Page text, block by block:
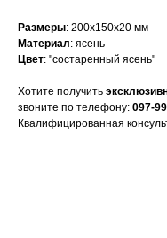
Размеры: 200х150х20 мм
Материал: ясень
Цвет: "состаренный ясень"
Хотите получить
звоните по телефону: 097-
Квалифицированная